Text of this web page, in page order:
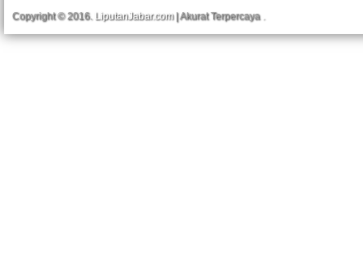
Copyright © 2016. LiputanJabar.com| Akurat Terpercaya